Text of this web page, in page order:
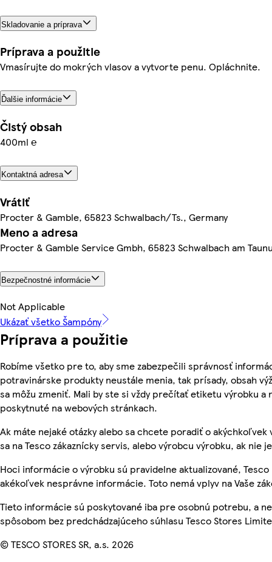
Skladovanie a príprava
Príprava a použitie
Vmasírujte do mokrých vlasov a vytvorte penu. Opláchnite.
Ďalšie informácie
Čistý obsah
400ml ℮
Kontaktná adresa
Vrátiť
Procter & Gamble, 65823 Schwalbach/Ts., Germany
Meno a adresa
Procter & Gamble Service Gmbh, 65823 Schwalbach am
Bezpečnostné informácie
Not Applicable
Ukázať všetko Šampóny
Príprava a použitie
Robíme všetko pre to, aby sme zabezpečili správnosť
potravinárske produkty neustále menia, tak prísady, obsah
sa môžu zmeniť. Mali by ste si vždy prečítať etiketu výrobku
poskytnuté na webových stránkach.
Ak máte nejaké otázky alebo sa chcete poradiť o
sa na Tesco zákaznícky servis, alebo výrobcu výrobku, ak nie
Hoci informácie o výrobku sú pravidelne aktualizované,
akékoľvek nesprávne informácie. Toto nemá vplyv na Vaše
Tieto informácie sú poskytované iba pre osobnú potrebu, a
spôsobom bez predchádzajúceho súhlasu Tesco Stores
© TESCO STORES SR, a.s. 2026